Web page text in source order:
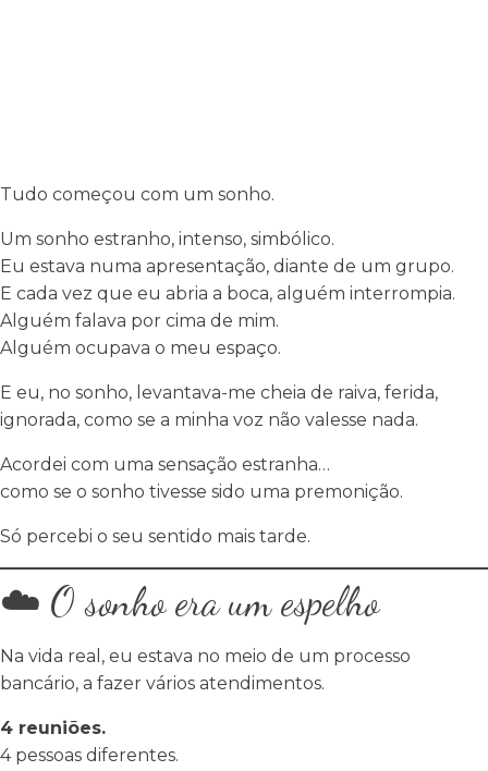
Tudo começou com um sonho.
Um sonho estranho, intenso, simbólico.
Eu estava numa apresentação, diante de um grupo.
E cada vez que eu abria a boca, alguém interrompia.
Alguém falava por cima de mim.
Alguém ocupava o meu espaço.
E eu, no sonho, levantava-me cheia de raiva, ferida,
ignorada, como se a minha voz não valesse nada.
Acordei com uma sensação estranha…
como se o sonho tivesse sido uma premonição.
Só percebi o seu sentido mais tarde.
☁️ O sonho era um espelho
Na vida real, eu estava no meio de um processo
bancário, a fazer vários atendimentos.
4 reuniões.
4 pessoas diferentes.